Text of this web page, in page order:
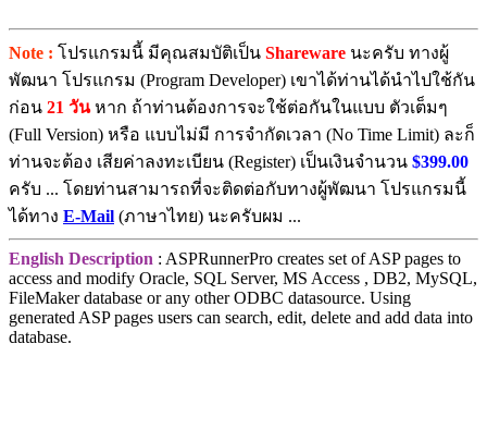
Note : โปรแกรมนี้ มีคุณสมบัติเป็น Shareware นะครับ ทางผู้
พัฒนา โปรแกรม (Program Developer) เขาได้ท่านได้นำไปใช้กัน
ก่อน 21 วันหาก ถ้าท่านต้องการจะใช้ต่อกันในแบบ ตัวเต็มๆ
(Full Version) หรือ แบบไม่มี การจำกัดเวลา (No Time Limit) ละก็
ท่านจะต้อง เสียค่าลงทะเบียน (Register) เป็นเงินจำนวน $399.00
ครับ ... โดยท่านสามารถที่จะติดต่อกับทางผู้พัฒนา โปรแกรมนี้
ได้ทาง E-Mail (ภาษาไทย) นะครับผม ...
English Description : ASPRunnerPro creates set of ASP pages to
access and modify Oracle, SQL Server, MS Access , DB2, MySQL,
FileMaker database or any other ODBC datasource. Using
generated ASP pages users can search, edit, delete and add data into
database.